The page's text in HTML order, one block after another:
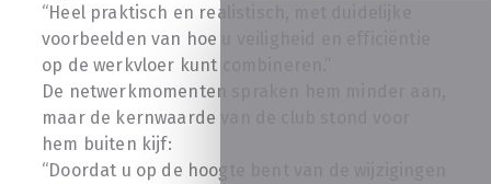
“Heel praktisch en realistisch, met duidelijke
voorbeelden van hoe u veiligheid en efficiëntie
op de werkvloer kunt combineren.”
De netwerkmomenten spraken hem minder aan,
maar de kernwaarde van de club stond voor
hem buiten kijf:
“Doordat u op de hoogte bent van de wijzigingen